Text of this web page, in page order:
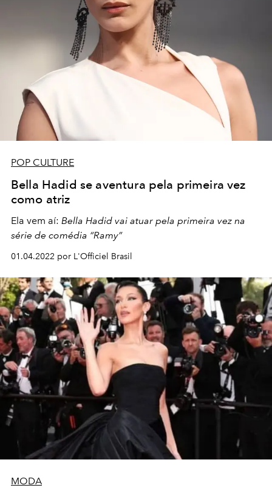
POP CULTURE
Bella Hadid se aventura pela primeira vez
como atriz
Ela vem aí: Bella Hadid vai atuar pela primeira vez na
série de comédia “Ramy”
01.04.2022 por L'Officiel Brasil
MODA